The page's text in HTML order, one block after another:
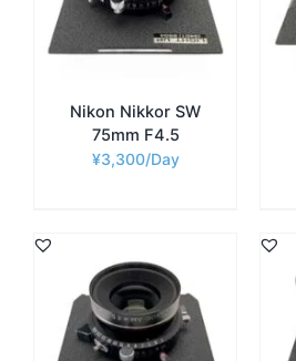
Nikon Nikkor SW
75mm F4.5
¥3,300